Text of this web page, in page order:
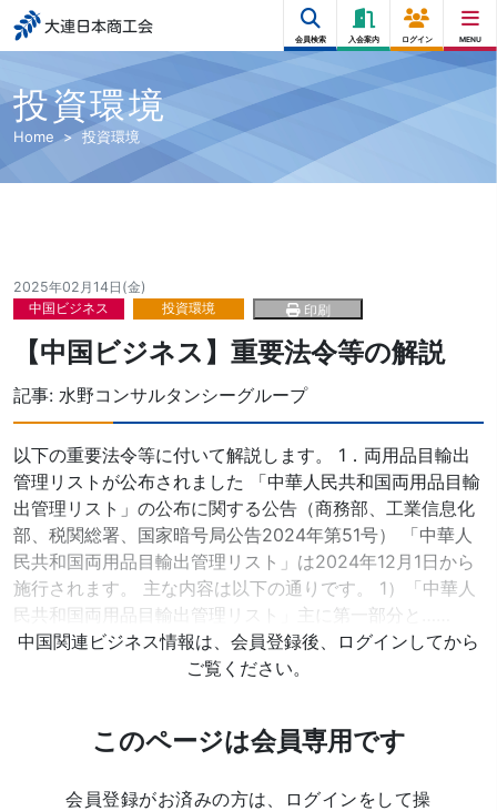
大連日本商工会
会員検索 入会案内 ログイン MENU
投資環境
Home 投資環境
2025年02月14日(金)
中国ビジネス
投資環境 印刷
【中国ビジネス】重要法令等の解説
記事: 水野コンサルタンシーグループ
以下の重要法令等に付いて解説します。 1．両用品目輸出
管理リストが公布されました 「中華人民共和国両用品目輸
出管理リスト」の公布に関する公告（商務部、工業信息化
部、税関総署、国家暗号局公告2024年第51号） 「中華人
民共和国両用品目輸出管理リスト」は2024年12月1日から
施行されます。 主な内容は以下の通りです。 1）「中華人
民共和国両用品目輸出管理リスト」主に第一部分と……
中国関連ビジネス情報は、会員登録後、ログインしてから
ご覧ください。
このページは会員専用です
会員登録がお済みの方は、ログインをして操